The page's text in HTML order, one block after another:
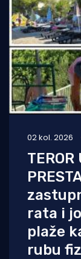
02 kol. 2026
TEROR
rata i
plaže
rubu